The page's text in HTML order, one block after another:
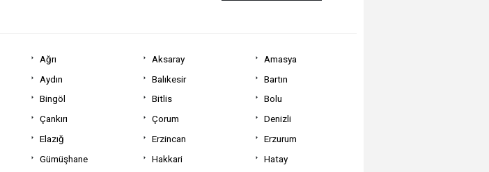
Ağrı Aksaray
Amasya
Aydın Balıkesir
Bartın
Bingöl Bitlis
Bolu
Çankırı Çorum
Denizli
Elazığ Erzincan
Erzurum
Gümüşhane Hakkari
Hatay